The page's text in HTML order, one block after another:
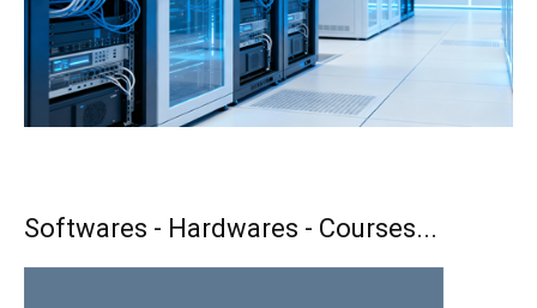
Softwares - Hardwares - Courses...